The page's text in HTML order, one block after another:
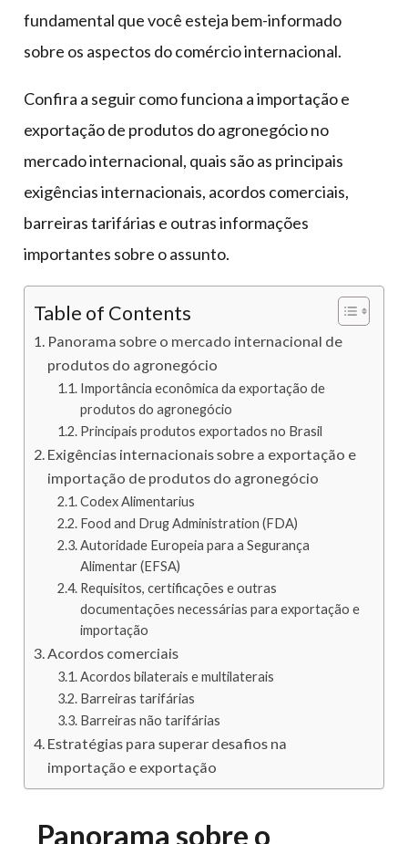
fundamental que você esteja bem-informado
sobre os aspectos do comércio internacional.
Confira a seguir como funciona a importação e
exportação de produtos do agronegócio no
mercado internacional, quais são as principais
exigências internacionais, acordos comerciais,
barreiras tarifárias e outras informações
importantes sobre o assunto.
Table of Contents
Panorama sobre o mercado internacional de
produtos do agronegócio
Importância econômica da exportação de
produtos do agronegócio
Principais produtos exportados no Brasil
Exigências internacionais sobre a exportação e
importação de produtos do agronegócio
Codex Alimentarius
Food and Drug Administration (FDA)
Autoridade Europeia para a Segurança
Alimentar (EFSA)
Requisitos, certificações e outras
documentações necessárias para exportação e
importação
Acordos comerciais
Acordos bilaterais e multilaterais
Barreiras tarifárias
Barreiras não tarifárias
Estratégias para superar desafios na
importação e exportação
Panorama sobre o